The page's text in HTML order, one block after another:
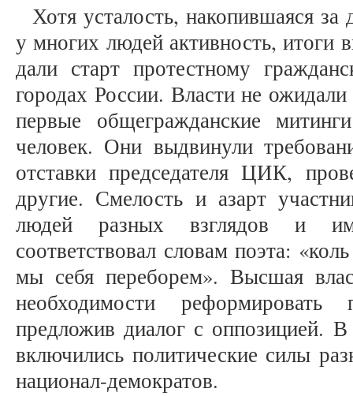
Хотя усталость, накопившаяся
у многих людей активность, итоги
дали старт протестному
городах России. Власти не
первые общегражданские
человек. Они выдвинули
отставки председателя ЦИК,
другие. Смелость и азарт
людей разных взглядов и
соответствовал словам поэта:
мы себя переборем». Высшая
необходимости
предложив диалог с оппозицией.
включились политические силы
национал-демократов.